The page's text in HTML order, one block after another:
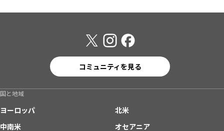
コミュニティを見る
国と地域
ヨーロッパ
北米
中南米
オセアニア